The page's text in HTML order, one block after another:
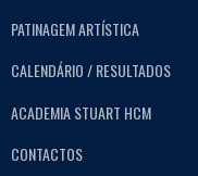
PATINAGEM ARTÍSTICA
CALENDÁRIO / RESULTADOS
ACADEMIA STUART HCM
CONTACTOS